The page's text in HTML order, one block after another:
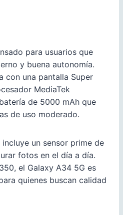
para usuarios que
y buena autonomía.
con una pantalla Super
MediaTek
de 5000 mAh que
de uso moderado.
un sensor prime de
fotos en el día a día.
el Galaxy A34 5G es
quienes buscan calidad